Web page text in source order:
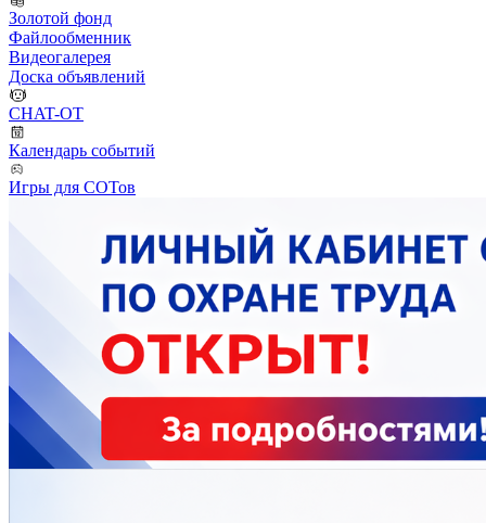
Золотой фонд
Файлообменник
Видеогалерея
Доска объявлений
CHAT-OT
Календарь событий
Игры для СОТов